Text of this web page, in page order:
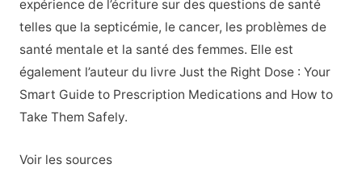
expérience de l’écriture sur des questions de santé
telles que la septicémie, le cancer, les problèmes de
santé mentale et la santé des femmes. Elle est
également l’auteur du livre Just the Right Dose : Your
Smart Guide to Prescription Medications and How to
Take Them Safely.
Voir les sources